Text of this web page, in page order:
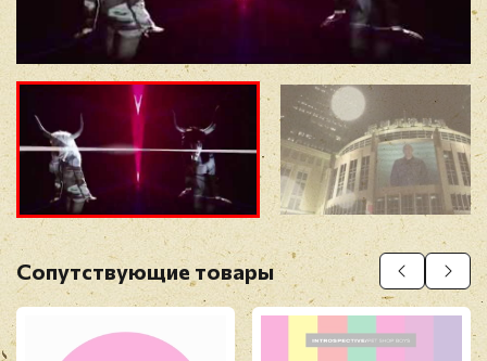
Прикрепить фото
Оставить отзыв
Перед публикацией отзывы проходят
модерацию
Сопутствующие товары